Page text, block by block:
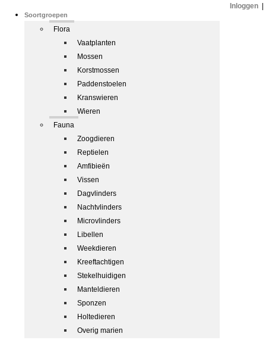
Soortgroepen
Flora
Vaatplanten
Mossen
Korstmossen
Paddenstoelen
Kranswieren
Wieren
Fauna
Zoogdieren
Reptielen
Amfibieën
Vissen
Dagvlinders
Nachtvlinders
Microvlinders
Libellen
Weekdieren
Kreeftachtigen
Stekelhuidigen
Manteldieren
Sponzen
Holtedieren
Overig marien
Inloggen